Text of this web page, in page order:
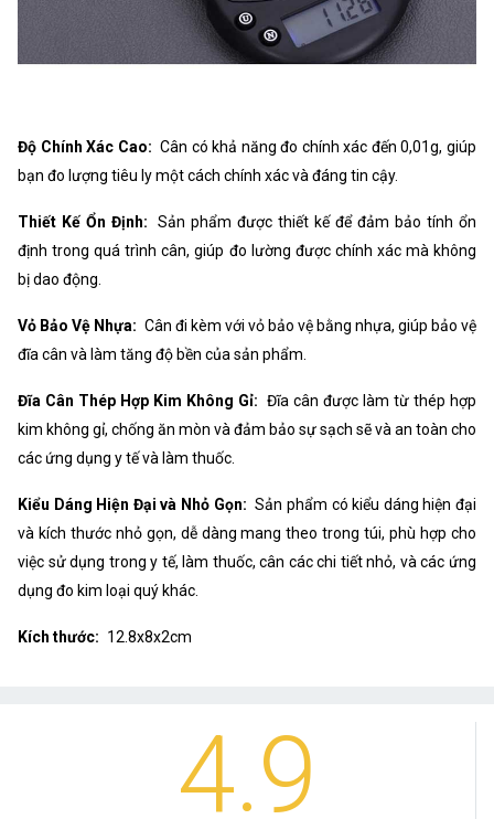
Độ Chính Xác Cao: Cân có khả năng đo chính xác đến 0,01g, giúp
bạn đo lượng tiêu ly một cách chính xác và đáng tin cậy.
Thiết Kế Ổn Định:
Sản phẩm được thiết kế để đảm bảo tính ổn
định trong quá trình cân, giúp đo lường được chính xác mà không
bị dao động.
Vỏ Bảo Vệ Nhựa: Cân đi kèm với vỏ bảo vệ bằng nhựa, giúp bảo vệ
đĩa cân và làm tăng độ bền của sản phẩm.
Đĩa Cân Thép Hợp Kim Không Gỉ: Đĩa cân được làm từ thép hợp
kim không gỉ, chống ăn mòn và đảm bảo sự sạch sẽ và an toàn cho
các ứng dụng y tế và làm thuốc.
Kiểu Dáng Hiện Đại và Nhỏ Gọn: Sản phẩm có kiểu dáng hiện đại
và kích thước nhỏ gọn, dễ dàng mang theo trong túi, phù hợp cho
việc sử dụng trong y tế, làm thuốc, cân các chi tiết nhỏ, và các ứng
dụng đo kim loại quý khác.
Kích thước: 12.8x8x2cm
4.9